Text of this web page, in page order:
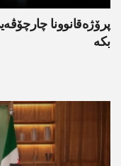
پرۆژەقانوونا
بکە